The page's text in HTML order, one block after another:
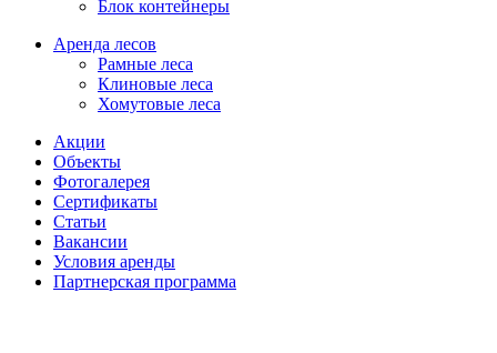
Блок контейнеры
Аренда лесов
Рамные леса
Клиновые леса
Хомутовые леса
Акции
Объекты
Фотогалерея
Сертификаты
Статьи
Вакансии
Условия аренды
Партнерская программа